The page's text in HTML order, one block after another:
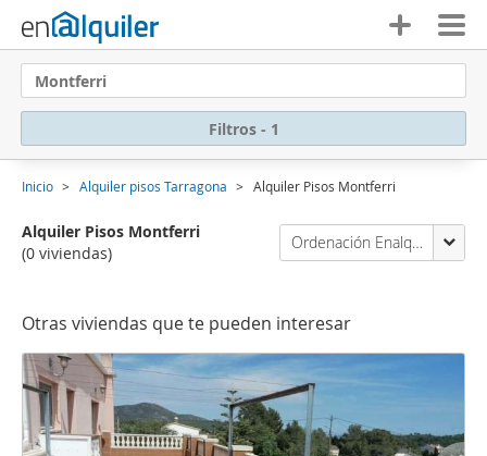
Montferri
Filtros - 1
Inicio Alquiler pisos Tarragona Alquiler Pisos Montferri
Alquiler Pisos Montferri
(0 viviendas)
Ordenación Enalquiler
Otras viviendas que te pueden interesar